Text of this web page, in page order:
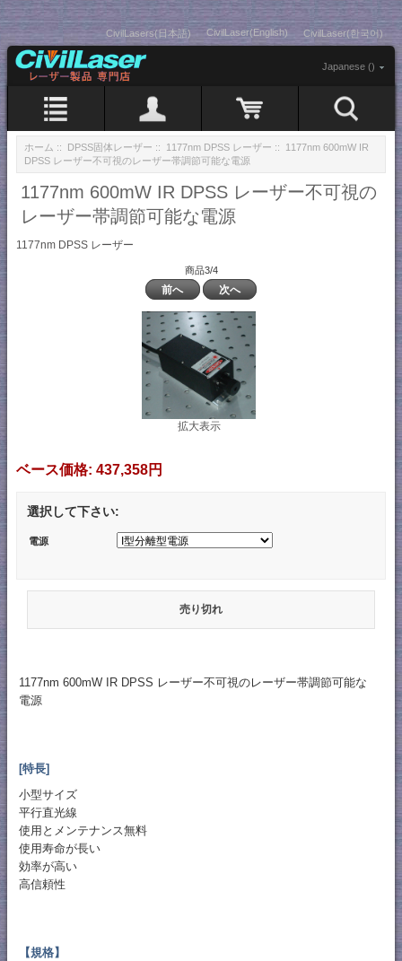
CivilLasers(日本語) CivilLaser(English) CivilLaser(한국어)
Japanese ()
ホーム :: DPSS固体レーザー :: 1177nm DPSS レーザー :: 1177nm 600mW IR
DPSS レーザー不可視のレーザー帯調節可能な電源
1177nm 600mW IR DPSS レーザー不可視の
レーザー帯調節可能な電源
1177nm DPSS レーザー
商品3/4
前へ 次へ
拡大表示
ベース価格: 437,358円
選択して下さい:
電源
売り切れ
1177nm 600mW IR DPSS レーザー不可視のレーザー帯調節可能な
電源
[特長]
小型サイズ
平行直光線
使用とメンテナンス無料
使用寿命が長い
効率が高い
高信頼性
【規格】